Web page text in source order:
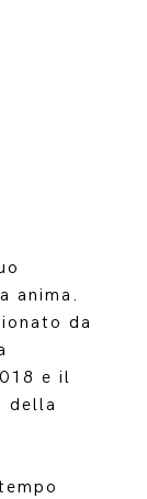
anima.
da
e il
della